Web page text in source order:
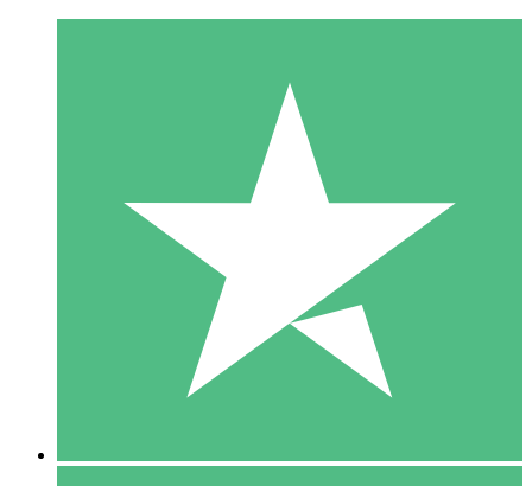
Packs de Crédits Individuels
Payez à l'utilisation avec des crédits de téléchargement. Sans
1 Téléchargement
10 00